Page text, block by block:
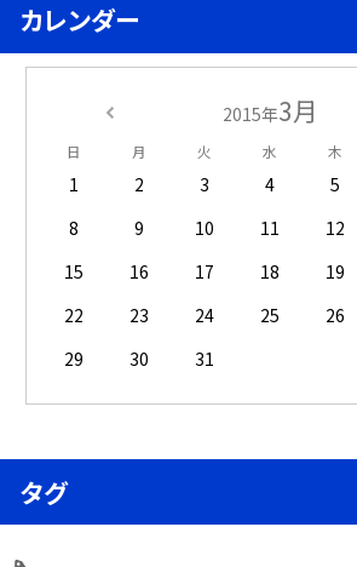
カレンダー
2015年3月
日 月 火 水 木
1 2 3 4 5
8
9 10 11 12
15
16 17 18 19
22
23 24 25 26
29
30 31
タグ